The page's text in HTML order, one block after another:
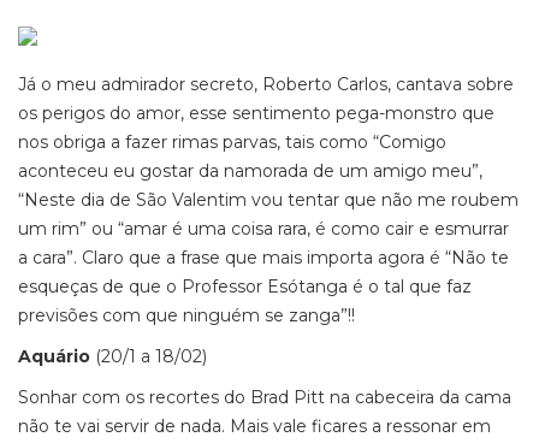
Já o meu admirador secreto, Roberto Carlos, cantava sobre
os perigos do amor, esse sentimento pega-monstro que
nos obriga a fazer rimas parvas, tais como “Comigo
aconteceu eu gostar da namorada de um amigo meu”,
“Neste dia de São Valentim vou tentar que não me roubem
um rim” ou “amar é uma coisa rara, é como cair e esmurrar
a cara”. Claro que a frase que mais importa agora é “Não te
esqueças de que o Professor Esótanga é o tal que faz
previsões com que ninguém se zanga”!!
Aquário (20/1 a 18/02)
Sonhar com os recortes do Brad Pitt na cabeceira da cama
não te vai servir de nada. Mais vale ficares a ressonar em